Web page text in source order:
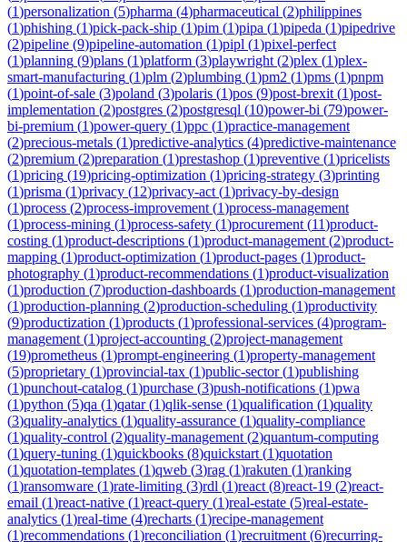
(1)personalization (5)pharma (4)pharmaceutical (2)philippines
(1)phishing (1)pick-pack-ship (1)pim (1)pipa (1)pipeda (1)pipedrive
(2)pipeline (9)pipeline-automation (1)pipl (1)pixel-perfect
(1)planning (9)plans (1)platform (3)playwright (2)plex (1)plex-
smart-manufacturing (1)plm (2)plumbing (1)pm2 (1)pms (1)pnpm
(1)point-of-sale (3)poland (3)polaris (1)pos (9)post-brexit (1)post-
implementation (2)postgres (2)postgresql (10)power-bi (79)power-
bi-premium (1)power-query (1)ppc (1)practice-management
(2)precious-metals (1)predictive-analytics (4)predictive-maintenance
(2)premium (2)preparation (1)prestashop (1)preventive (1)pricelists
(1)pricing (19)pricing-optimization (1)pricing-strategy (3)printing
(1)prisma (1)privacy (12)privacy-act (1)privacy-by-design
(1)process (2)process-improvement (1)process-management
(1)process-mining (1)process-safety (1)procurement (11)product-
costing (1)product-descriptions (1)product-management (2)product-
mapping (1)product-optimization (1)product-pages (1)product-
photography (1)product-recommendations (1)product-visualization
(1)production (7)production-dashboards (1)production-management
(1)production-planning (2)production-scheduling (1)productivity
(9)productization (1)products (1)professional-services (4)program-
management (1)project-accounting (2)project-management
(19)prometheus (1)prompt-engineering (1)property-management
(5)proprietary (1)provincial-tax (1)public-sector(1)publishing
(1)punchout-catalog (1)purchase (3)push-notifications (1)pwa
(1)python (5)qa (1)qatar(1)qlik-sense (1)qualification (1)quality
(3)quality-analytics (1)quality-assurance (1)quality-compliance
(1)quality-control (2)quality-management (2)quantum-computing
(1)query-tuning (1)quickbooks (8)quickstart (1)quotation
(1)quotation-templates (1)qweb (3)rag (1)rakuten (1)ranking
(1)ransomware (1)rate-limiting (3)rdl (1)react (8)react-19 (2)react-
email (1)react-native (1)react-query (1)real-estate (5)real-estate-
analytics (1)real-time (4)recharts (1)recipe-management
(1)recommendations (1)reconciliation (1)recruitment (6)recurring-